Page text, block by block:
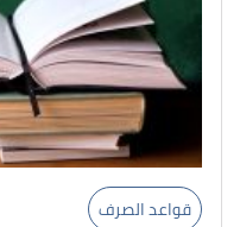
قواعد الصرف